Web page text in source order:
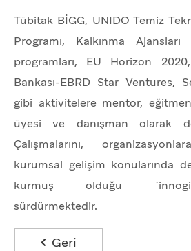
Tübitak BİGG, UNIDO Temiz
Programı, Kalkınma
programları, EU Horizon
Bankası-EBRD Star Ventures,
gibi aktivitelere mentor,
üyesi ve danışman olarak
Çalışmalarını,
kurumsal gelişim konularında
kurmuş olduğu
sürdürmektedir.
Geri